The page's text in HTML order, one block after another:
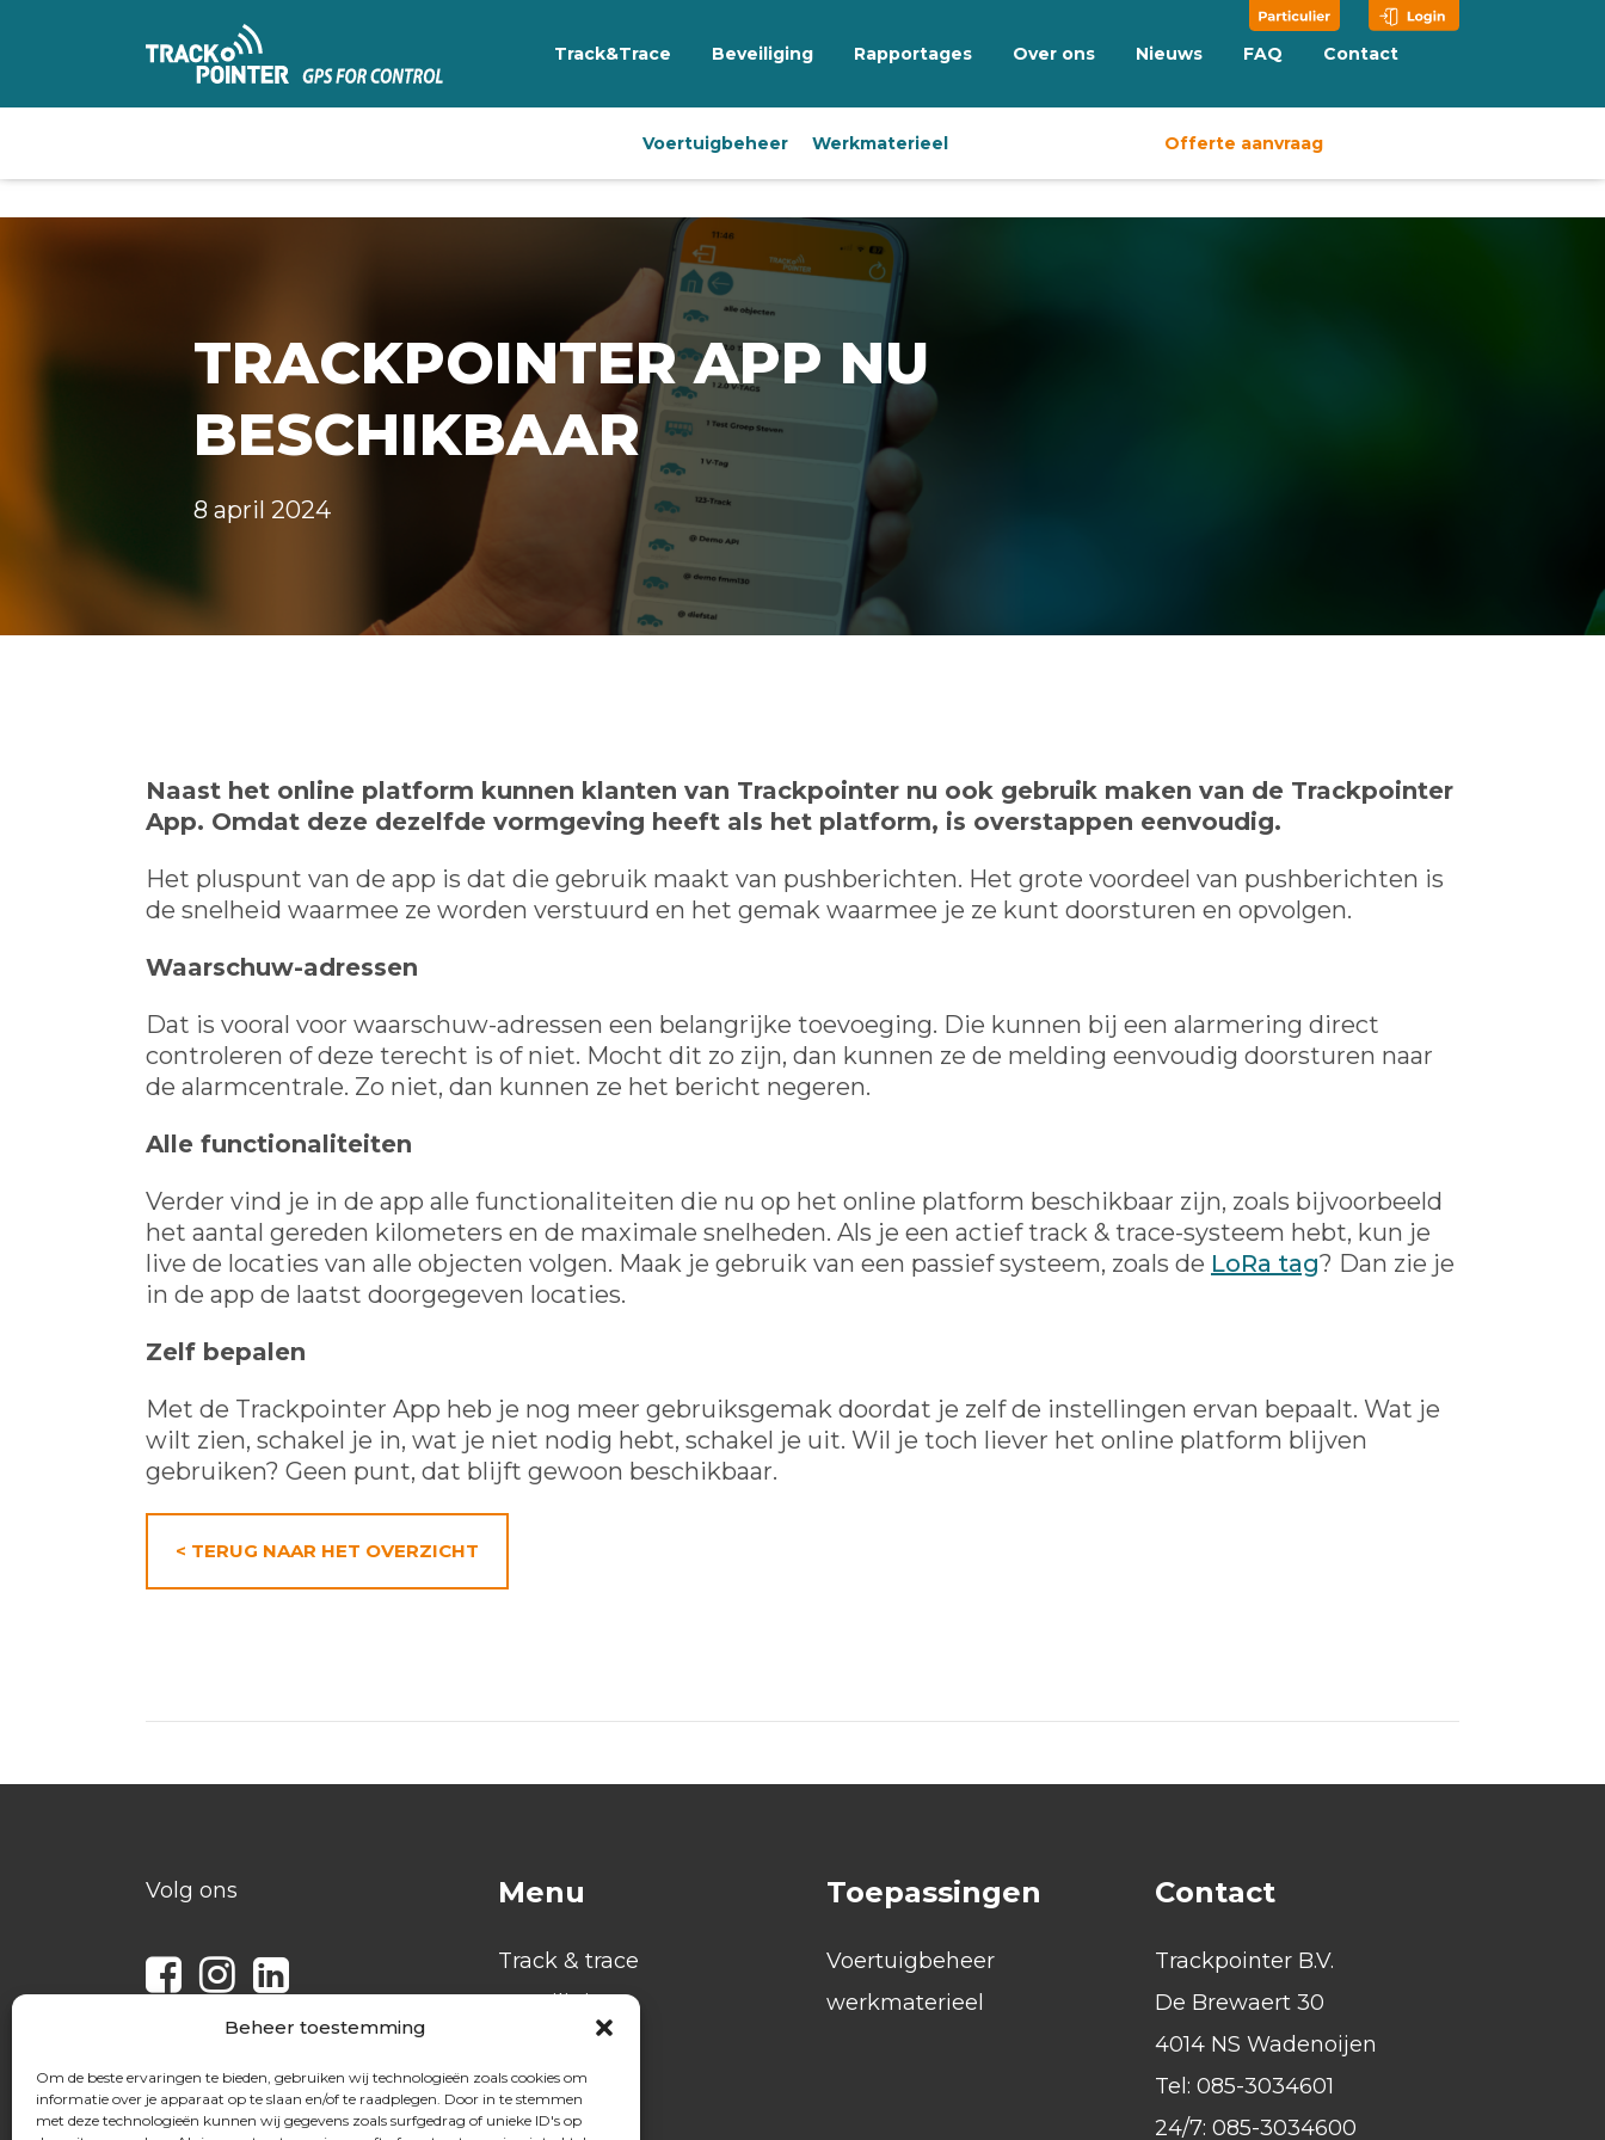
Beheer toestemming
Om de beste ervaringen te bieden, gebruiken wij technologieën zoals cookies om
informatie over je apparaat op te slaan en/of te raadplegen. Door in te stemmen
met deze technologieën kunnen wij gegevens zoals surfgedrag of unieke ID's op
Track&Trace Beveiliging Rapportages Over ons Nieuws FAQ Contact
Voertuigbeheer Werkmaterieel Offerte aanvraag
TRACKPOINTER APP NU
BESCHIKBAAR
8 april 2024
Naast het online platform kunnen klanten van Trackpointer nu ook gebruik maken van de Trackpointer
App. Omdat deze dezelfde vormgeving heeft als het platform, is overstappen eenvoudig.
Het pluspunt van de app is dat die gebruik maakt van pushberichten. Het grote voordeel van pushberichten is
de snelheid waarmee ze worden verstuurd en het gemak waarmee je ze kunt doorsturen en opvolgen.
Waarschuw-adressen
Dat is vooral voor waarschuw-adressen een belangrijke toevoeging. Die kunnen bij een alarmering direct
controleren of deze terecht is of niet. Mocht dit zo zijn, dan kunnen ze de melding eenvoudig doorsturen naar
de alarmcentrale. Zo niet, dan kunnen ze het bericht negeren.
Alle functionaliteiten
Verder vind je in de app alle functionaliteiten die nu op het online platform beschikbaar zijn, zoals bijvoorbeeld
het aantal gereden kilometers en de maximale snelheden. Als je een actief track & trace-systeem hebt, kun je
live de locaties van alle objecten volgen. Maak je gebruik van een passief systeem, zoals de LoRa tag? Dan zie je
in de app de laatst doorgegeven locaties.
Zelf bepalen
Met de Trackpointer App heb je nog meer gebruiksgemak doordat je zelf de instellingen ervan bepaalt. Wat je
wilt zien, schakel je in, wat je niet nodig hebt, schakel je uit. Wil je toch liever het online platform blijven
gebruiken? Geen punt, dat blijft gewoon beschikbaar.
< TERUG NAAR HET OVERZICHT
Volg ons Menu
Track & trace
Beveiliging
Rapportages
Over ons
Nieuws
Toepassingen
Voertuigbeheer
werkmaterieel
Contact
Trackpointer B.V.
De Brewaert 30
4014 NS Wadenoijen
Tel: 085-3034601
24/7: 085-3034600